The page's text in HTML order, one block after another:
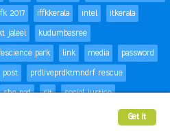
Get it
2017 iffkkerala intel
itkerala
jaleel
kudumbasree
park link media
password
post
prdliveprdktmndrf rescue
she pad sit
social justice
trackbacks